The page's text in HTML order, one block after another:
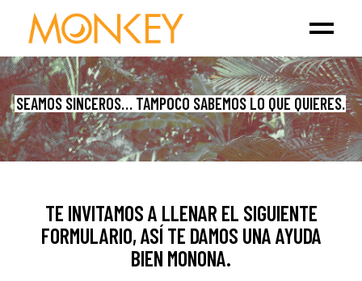
TE INVITAMOS A LLENAR EL SIGUIENTE
FORMULARIO, ASÍ TE DAMOS UNA AYUDA
BIEN MONONA.